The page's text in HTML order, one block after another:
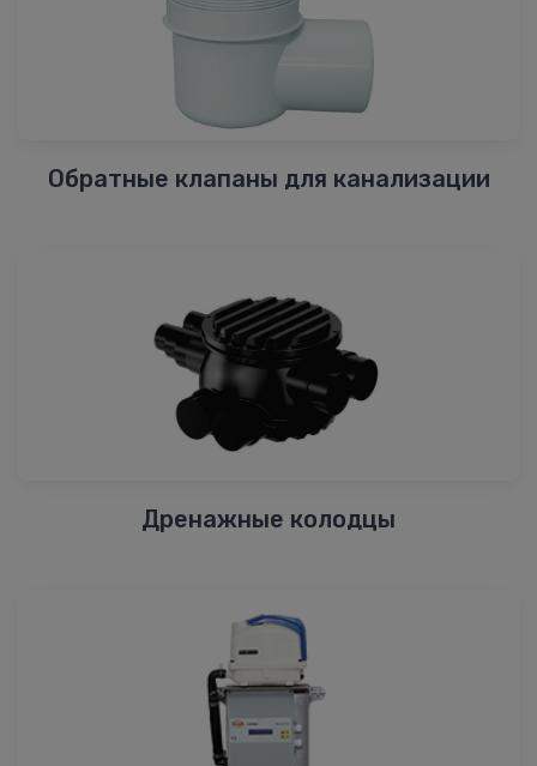
Обратные клапаны для канализации
Дренажные колодцы